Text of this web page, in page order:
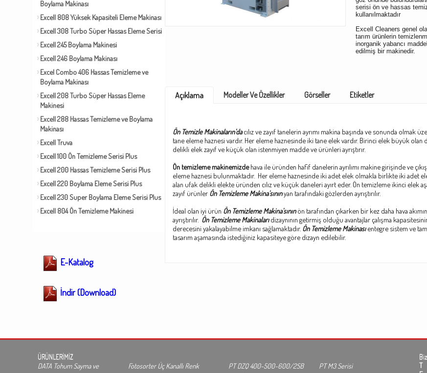
Boylama Makinası
Excell 808 Yüksek Kapasiteli Eleme Makinası
Excell 308 Turbo Süper Hassas Eleme Serisi
Excell 245 Boylama Makinesi
Excell 246 Boylama Makinası
Excel Combo 406 Hassas Temizleme ve
Boylama Makinası
Excell 208 Turbo Süper Hassas Eleme
Makinesi
Excell 288 Hassas Temizleme ve Boylama
Makinası
Excell Truva
Excell 100 Ön Temizleme Serisi Plus
Excell 200 Hassas Temizleme Serisi Plus
Excell 220 Boylama Eleme Serisi Plus
Excell 230 Super Boylama Eleme Serisi Plus
Excell 804 Ön Temizleme Makinesi
E-Katalog
İndir (Download)
serisi ön ve hassas
kullanılmaktadır
Excell Cleaners genel
tarım ürünlerin
inorganik yabancı
edilmiş bir makinedir.
Açıklama Modeller Ve Özellikler Görseller Etiketler
Ön Temizle Makinaların'dacılız ve zayıf tanelerin ayrımı makina başında ve sonunda olmak
tane eleme haznesi vardır. Her eleme haznesinde iki tane elek vardır. Birinci elek büyük olan
delikli elek zayıf ve küçük olan istenmiyen madde ve ürünleri ayrıştırır.
Ön temizleme makinemizdehava ile üründen hafif danelerin ayrılımı makine girişinde ve
eleme haznesi bulunmaktadır. Her eleme haznesinde iki adet elek olmakla birlikte iki adet
alan ufak delikli elekte üründen cılız ve küçük daneleri ayırt eder. Ön temizleme ikinci elek
zayıf ürünler Ön Temizleme Makina'sınınyan tarafındaki gözlerden ayrıştırılır.
İdeal olan iyi ürün Ön Temizleme Makina'sınınön tarafından çıkarken bir kez daha hava
ayrıştırılır. Ön Temizleme Makinalarıdizaynının getirmiş olduğu avantajlar çalışma
derecesini yakalayabilme imkanı sağlamaktadır. Ön Temizleme Makinasıentegre sistem ve
tasarım aşamasında istediğiniz kapasiteye göre dizayn edilebilir.
ÜRÜNLERİMİZ
DATA Tohum Sayma ve
Fotosorter Üç Kanallı Renk
PT DZQ 400-500-600/2SB
PT M3 Serisi
T